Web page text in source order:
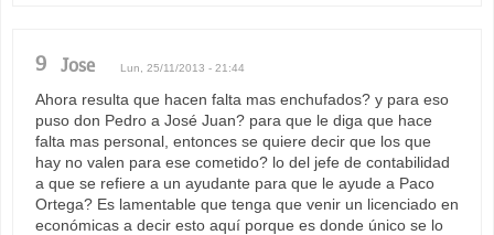
9 Jose Lun, 25/11/2013 - 21:44
Ahora resulta que hacen falta mas enchufados? y para eso
puso don Pedro a José Juan? para que le diga que hace
falta mas personal, entonces se quiere decir que los que
hay no valen para ese cometido? lo del jefe de contabilidad
a que se refiere a un ayudante para que le ayude a Paco
Ortega? Es lamentable que tenga que venir un licenciado en
económicas a decir esto aquí porque es donde único se lo